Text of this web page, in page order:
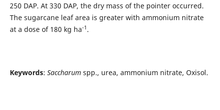
250 DAP. At 330 DAP, the dry mass of the pointer occurred.
The sugarcane leaf area is greater with ammonium nitrate
at a dose of 180 kg ha-1 .
Keywords: Saccharumspp., urea, ammonium nitrate, Oxisol.